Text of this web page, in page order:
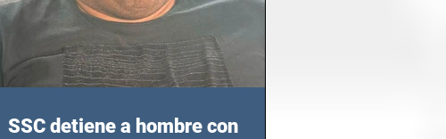
SSC detiene a hombre con